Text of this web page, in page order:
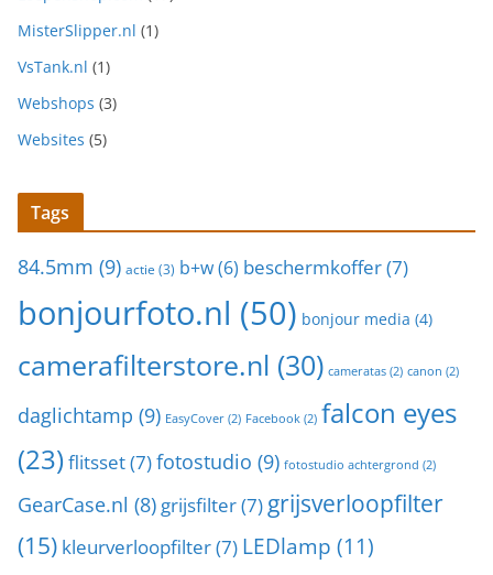
MisterSlipper.nl (1)
VsTank.nl (1)
Webshops (3)
Websites (5)
Tags
84.5mm (9) actie (3) b+w(6) beschermkoffer(7)
bonjourfoto.nl (50) bonjour media (4)
camerafilterstore.nl (30) cameratas (2) canon (2)
daglichtamp (9) EasyCover (2) Facebook (2) falcon eyes
(23)flitsset(7)fotostudio (9) fotostudio achtergrond (2)
GearCase.nl (8) grijsfilter(7) grijsverloopfilter
(15) kleurverloopfilter(7) LEDlamp (11)